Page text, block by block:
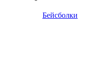
Бейсболки